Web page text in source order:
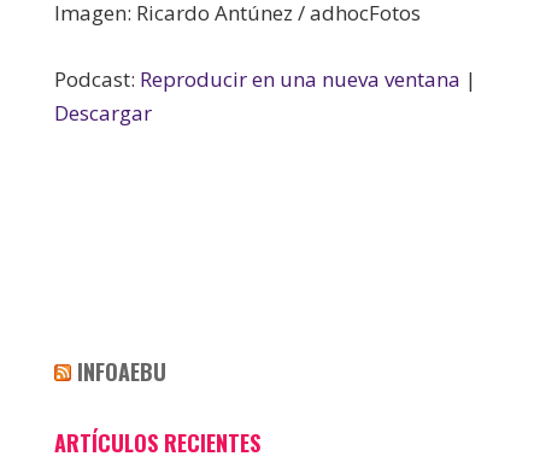
Imagen: Ricardo Antúnez / adhocFotos
Podcast: Reproducir en una nueva ventana |
Descargar
INFOAEBU
ARTÍCULOS RECIENTES